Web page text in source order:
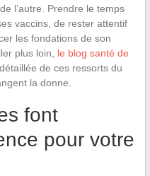
l’autre. Prendre le temps
vaccins, de rester attentif
les fondations de son
plus loin, le blog santé de
de ces ressorts du
la donne.
font
pour votre